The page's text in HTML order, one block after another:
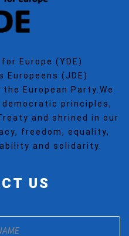
Europe (YDE)
Europeens (JDE)
European Party.We
principles,
and shrined in our
freedom, equality,
and solidarity.
US